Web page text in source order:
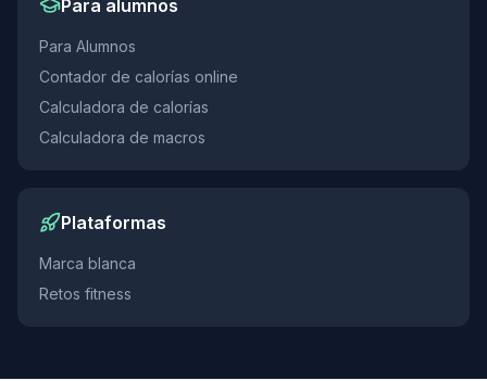
Para alumnos
Para Alumnos
Contador de calorías online
Calculadora de calorías
Calculadora de macros
Plataformas
Marca blanca
Retos fitness